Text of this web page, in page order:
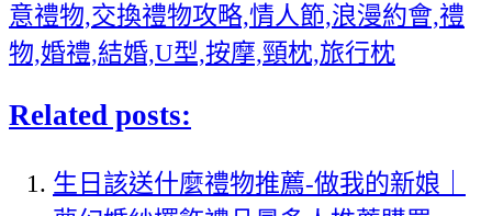
意禮物,交換禮物攻略,情人節,浪漫約會,禮
物,婚禮,結婚,U型,按摩,頸枕,旅行枕
Related posts:
生日該送什麼禮物推薦-做我的新娘｜